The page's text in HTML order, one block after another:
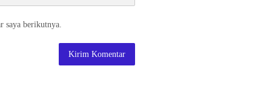
saya berikutnya.